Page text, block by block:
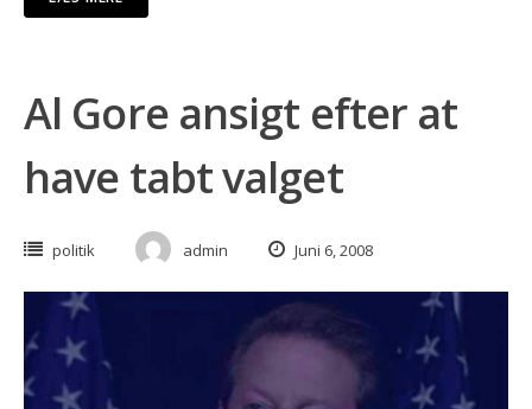
Al Gore ansigt efter at
have tabt valget
politik admin Juni 6, 2008